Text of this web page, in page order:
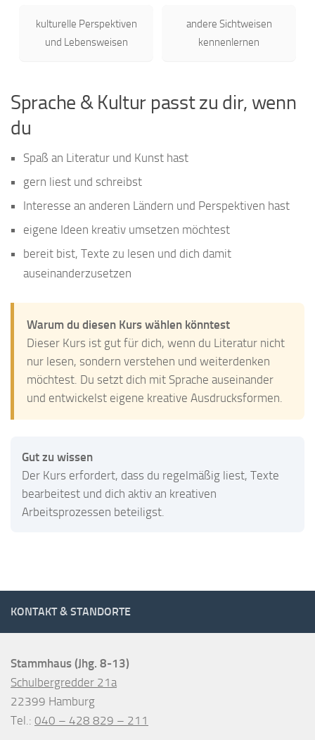
kulturelle Perspektiven
und Lebensweisen
andere Sichtweisen
kennenlernen
Sprache & Kultur passt zu dir, wenn
du
Spaß an Literatur und Kunst hast
gern liest und schreibst
Interesse an anderen Ländern und Perspektiven hast
eigene Ideen kreativ umsetzen möchtest
bereit bist, Texte zu lesen und dich damit
auseinanderzusetzen
Warum du diesen Kurs wählen könntest
Dieser Kurs ist gut für dich, wenn du Literatur nicht
nur lesen, sondern verstehen und weiterdenken
möchtest. Du setzt dich mit Sprache auseinander
und entwickelst eigene kreative Ausdrucksformen.
Gut zu wissen
Der Kurs erfordert, dass du regelmäßig liest, Texte
bearbeitest und dich aktiv an kreativen
Arbeitsprozessen beteiligst.
KONTAKT & STANDORTE
Stammhaus (Jhg. 8-13)
Schulbergredder 21a
22399 Hamburg
Tel.: 040 – 428 829 – 211